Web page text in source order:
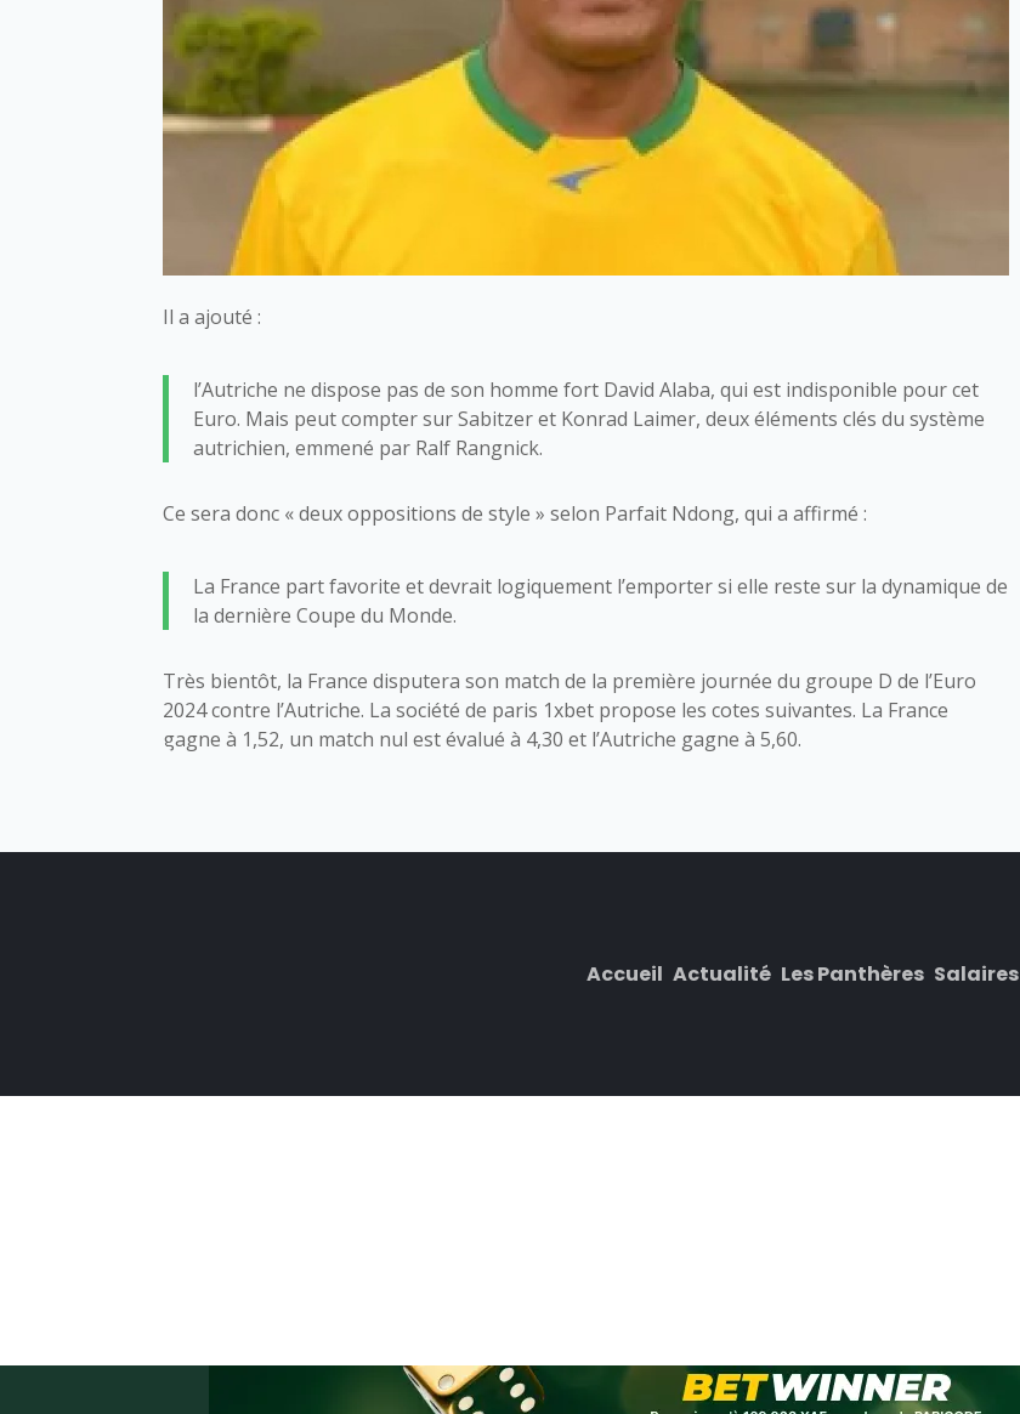
Il a ajouté :
l’Autriche ne dispose pas de son homme fort David Alaba, qui est indisponible pour cet
Euro. Mais peut compter sur Sabitzer et Konrad Laimer, deux éléments clés du système
autrichien, emmené par Ralf Rangnick.
Ce sera donc « deux oppositions de style » selon Parfait Ndong, qui a affirmé :
La France part favorite et devrait logiquement l’emporter si elle reste sur la dynamique de
la dernière Coupe du Monde.
Très bientôt, la France disputera son match de la première journée du groupe D de l’Euro
2024 contre l’Autriche. La société de paris 1xbet propose les cotes suivantes. La France
gagne à 1,52, un match nul est évalué à 4,30 et l’Autriche gagne à 5,60.
Accueil Actualité Les Panthères Salaires